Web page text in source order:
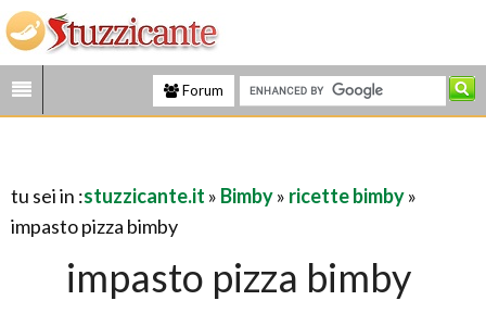
Forum
tu sei in :stuzzicante.it » Bimby» ricette bimby»
impasto pizza bimby
impasto pizza bimby